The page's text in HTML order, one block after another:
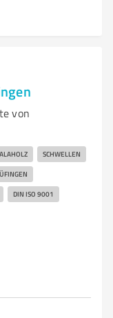
von
SCHWELLEN
DIN ISO 9001